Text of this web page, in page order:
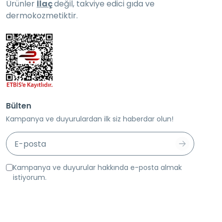
Ürünler İlaçdeğil, takviye edici gıda ve
dermokozmetiktir.
Bülten
Kampanya ve duyurulardan ilk siz haberdar olun!
Kampanya ve duyurular hakkında e-posta almak
istiyorum.